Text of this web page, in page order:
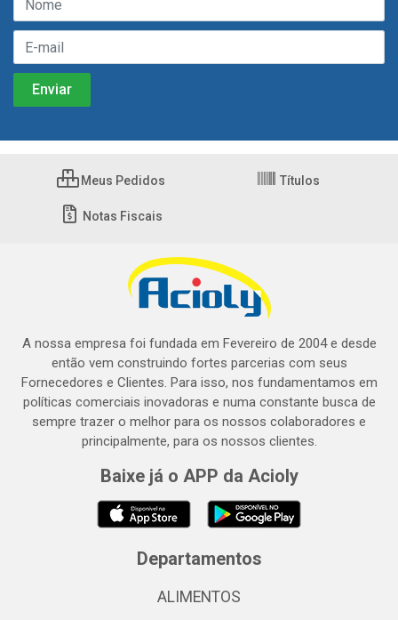
Meus Pedidos Títulos
Notas Fiscais
A nossa empresa foi fundada em Fevereiro de 2004 e desde
então vem construindo fortes parcerias com seus
Fornecedores e Clientes. Para isso, nos fundamentamos em
políticas comerciais inovadoras e numa constante busca de
sempre trazer o melhor para os nossos colaboradores e
principalmente, para os nossos clientes.
Baixe já o APP da Acioly
Departamentos
ALIMENTOS